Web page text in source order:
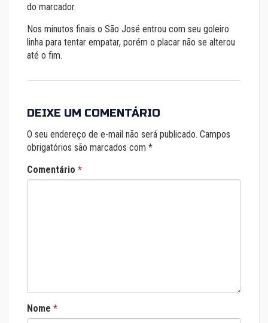
do marcador.
Nos minutos finais o São José entrou com seu goleiro
linha para tentar empatar, porém o placar não se alterou
até o fim.
DEIXE UM COMENTÁRIO
O seu endereço de e-mail não será publicado. Campos
obrigatórios são marcados com *
Comentário *
Nome *